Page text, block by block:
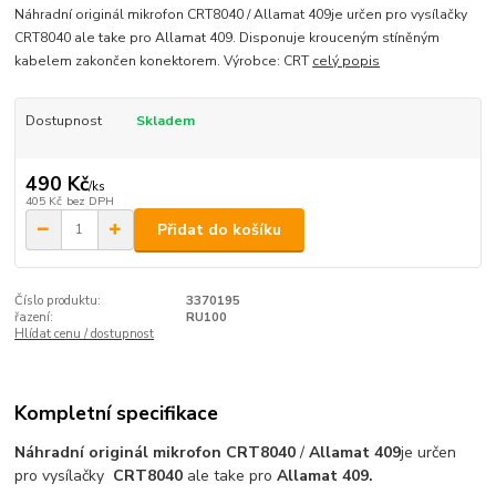
Náhradní originál mikrofon CRT8040 / Allamat 409je určen pro vysílačky
CRT8040 ale take pro Allamat 409. Disponuje krouceným stíněným
kabelem zakončen konektorem. Výrobce: CRT celý popis
Dostupnost Skladem
490 Kč/ks
405 Kč bez DPH
Přidat do košíku
Číslo produktu:
3370195
řazení:
RU100
Hlídat cenu / dostupnost
Kompletní specifikace
Náhradní originál mikrofon CRT8040/Allamat 409je určen
pro vysílačky CRT8040 ale take proAllamat 409.